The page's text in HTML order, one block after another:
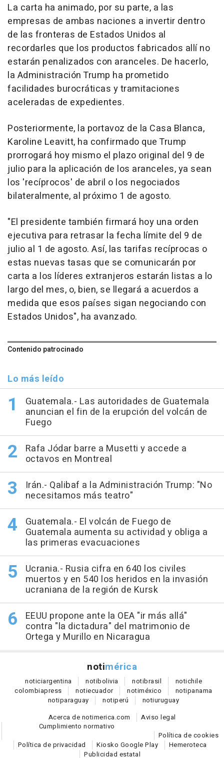
La carta ha animado, por su parte, a las
empresas de ambas naciones a invertir dentro
de las fronteras de Estados Unidos al
recordarles que los productos fabricados allí no
estarán penalizados con aranceles. De hacerlo,
la Administración Trump ha prometido
facilidades burocráticas y tramitaciones
aceleradas de expedientes.
Posteriormente, la portavoz de la Casa Blanca,
Karoline Leavitt, ha confirmado que Trump
prorrogará hoy mismo el plazo original del 9 de
julio para la aplicación de los aranceles, ya sean
los 'recíprocos' de abril o los negociados
bilateralmente, al próximo 1 de agosto.
"El presidente también firmará hoy una orden
ejecutiva para retrasar la fecha límite del 9 de
julio al 1 de agosto. Así, las tarifas recíprocas o
estas nuevas tasas que se comunicarán por
carta a los líderes extranjeros estarán listas a lo
largo del mes, o, bien, se llegará a acuerdos a
medida que esos países sigan negociando con
Estados Unidos", ha avanzado.
Contenido patrocinado
Lo más leído
Guatemala.- Las autoridades de Guatemala
anuncian el fin de la erupción del volcán de
Fuego
Rafa Jódar barre a Musetti y accede a
octavos en Montreal
Irán.- Qalibaf a la Administración Trump: "No
necesitamos más teatro"
Guatemala.- El volcán de Fuego de
Guatemala aumenta su actividad y obliga a
las primeras evacuaciones
Ucrania.- Rusia cifra en 640 los civiles
muertos y en 540 los heridos en la invasión
ucraniana de la región de Kursk
EEUU propone ante la OEA "ir más allá"
contra "la dictadura" del matrimonio de
Ortega y Murillo en Nicaragua
notimérica
noticiargentina notibolivia notibrasil notichile
colombiapress notiecuador notiméxico notipanama
notiparaguay notiperú notiuruguay
Acerca de notimerica.com
Aviso legal
Cumplimiento normativo
Política de cookies
Política de privacidad
Kiosko Google Play
Hemeroteca
Publicidad estatal